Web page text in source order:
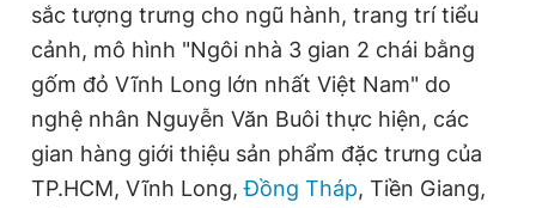
T
i
m
e
n
sắc tượng trưng cho ngũ hành, trang trí tiểu
cảnh, mô hình "Ngôi nhà 3 gian 2 chái bằng
gốm đỏ Vĩnh Long lớn nhất Việt Nam" do
nghệ nhân Nguyễn Văn Buôi thực hiện, các
gian hàng giới thiệu sản phẩm đặc trưng của
TP.HCM, Vĩnh Long,Đồng Tháp, Tiền Giang,